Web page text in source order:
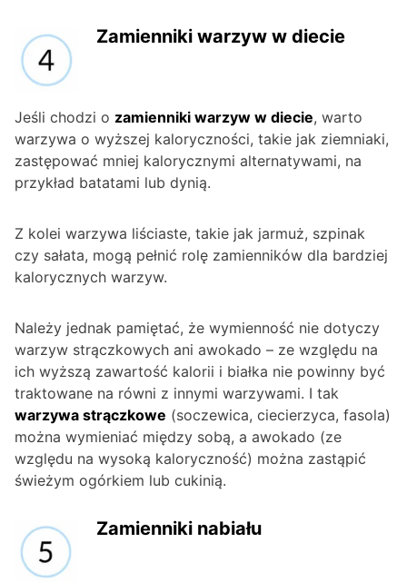
Zamienniki warzyw w diecie
Jeśli chodzi o zamienniki warzyw w diecie, warto
warzywa o wyższej kaloryczności, takie jak ziemniaki,
zastępować mniej kalorycznymi alternatywami, na
przykład batatami lub dynią.
Z kolei warzywa liściaste, takie jak jarmuż, szpinak
czy sałata, mogą pełnić rolę zamienników dla bardziej
kalorycznych warzyw.
Należy jednak pamiętać, że wymienność nie dotyczy
warzyw strączkowych ani awokado – ze względu na
ich wyższą zawartość kalorii i białka nie powinny być
traktowane na równi z innymi warzywami. I tak
warzywa strączkowe (soczewica, ciecierzyca, fasola)
można wymieniać między sobą, a awokado (ze
względu na wysoką kaloryczność) można zastąpić
świeżym ogórkiem lub cukinią.
Zamienniki nabiału